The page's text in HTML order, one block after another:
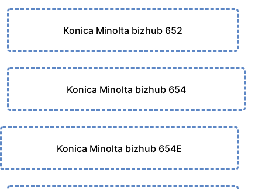
Konica Minolta bizhub 652
Konica Minolta bizhub 654
Konica Minolta bizhub 654E